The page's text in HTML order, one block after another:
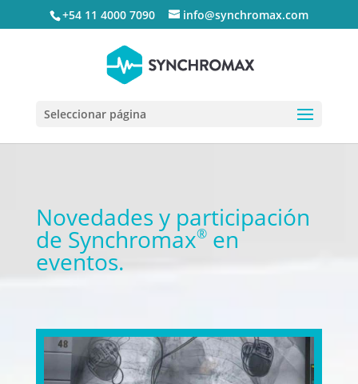
+54 11 4000 7090 info@synchromax.com
Seleccionar página
Novedades y participación
de Synchromax®en
eventos.